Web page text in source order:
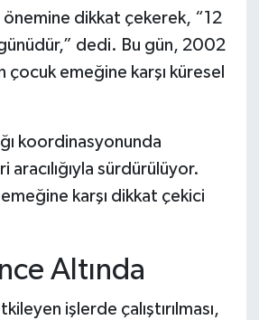
önemine dikkat çekerek, “12
dedi. Bu gün, 2002
çocuk emeğine karşı küresel
koordinasyonunda
sürdürülüyor.
karşı dikkat çekici
Altında
işlerde çalıştırılması,